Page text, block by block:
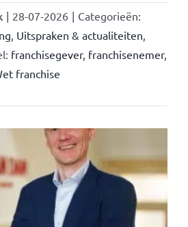
| 28-07-2026 | Categorieën:
Uitspraken & actualiteiten
franchisegever, franchisenemer,
franchise